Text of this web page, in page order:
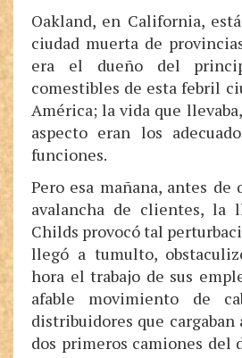
Oakland, en California,
ciudad muerta de
era el dueño del
comestibles de esta febril
América; la vida que
aspecto eran los
funciones.
Pero esa mañana, antes de
avalancha de clientes, la
Childs provocó tal
llegó a tumulto,
hora el trabajo de sus
afable movimiento de
distribuidores que
dos primeros camiones del